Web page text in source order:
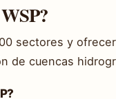
sectores y
de cuencas